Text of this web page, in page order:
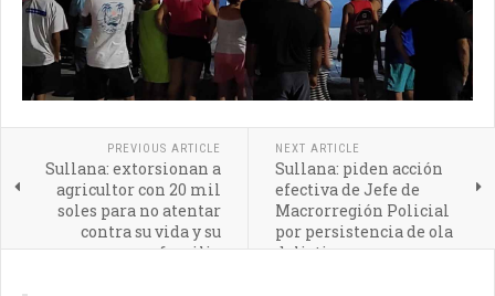
PREVIOUS ARTICLE
Sullana: extorsionan a
agricultor con 20 mil
soles para no atentar
contra su vida y su
familia
NEXT ARTICLE
Sullana: piden acción
efectiva de Jefe de
Macrorregión Policial
por persistencia de ola
delictiva